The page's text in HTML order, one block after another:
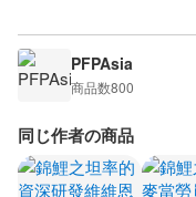
PFPAsia
商品数800
同じ作者の商品